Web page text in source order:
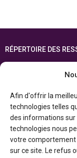
Afin d'offrir la
technologies telles
des informations
technologies nous
votre comportement
sur ce site. Le refus
RÉPERTOIRE DES
ENGLISH
Cette ressource est
l’Ontario et du
Patrimoine canadien